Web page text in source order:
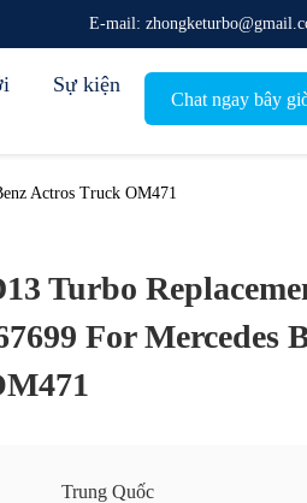
E-mail:
Sự kiện
Chat ngay bây
Actros Truck OM471
Turbo
For Mercedes
Trung Quốc